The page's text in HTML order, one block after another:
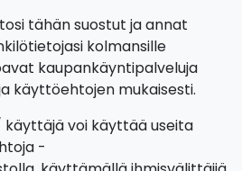
tähän suostut ja annat
kolmansille
kaupankäyntipalveluja
käyttöehtojen mukaisesti.
käyttäjä voi käyttää useita
-